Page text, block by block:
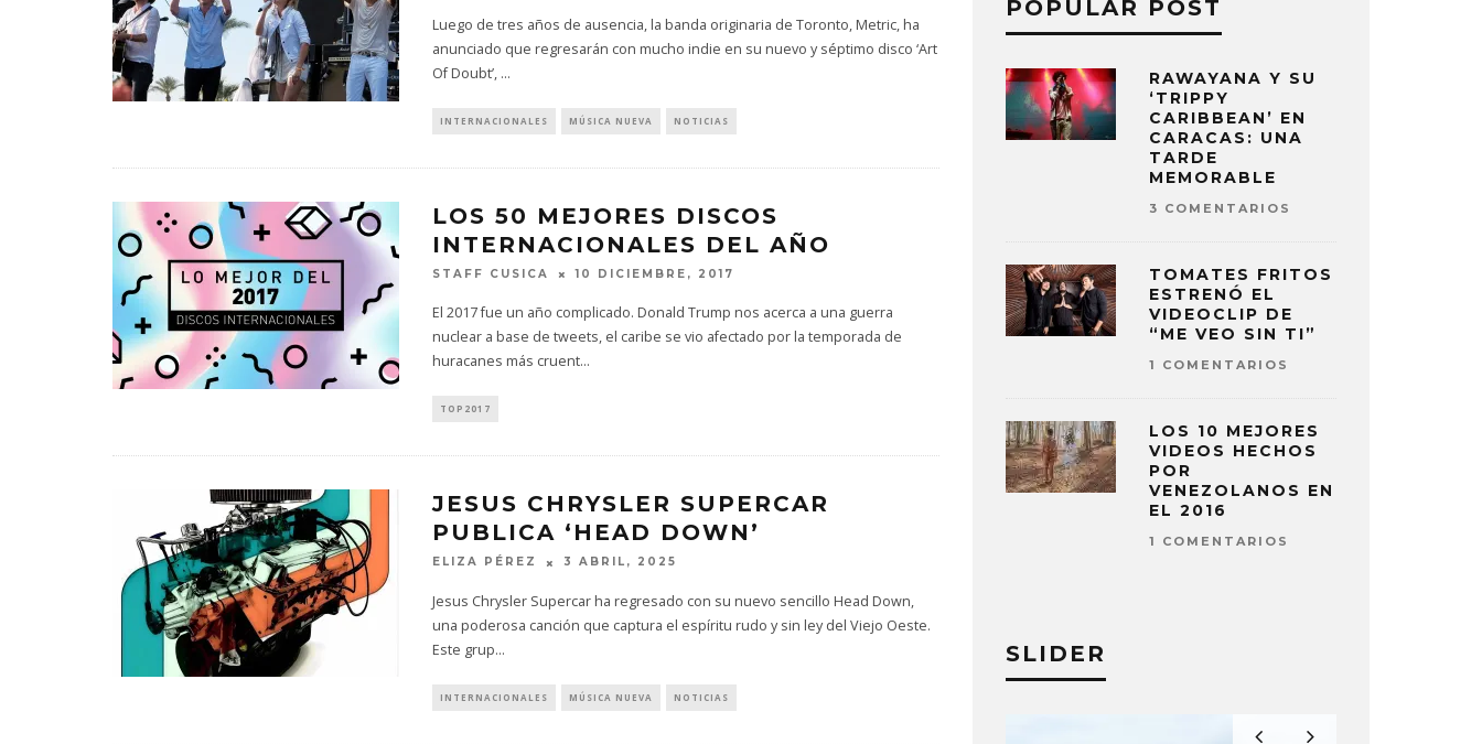
Luego de tres años de ausencia, la banda originaria de Toronto, Metric, ha
anunciado que regresarán con mucho indie en su nuevo y séptimo disco ‘Art
Of Doubt’, ...
INTERNACIONALES MÚSICA NUEVA NOTICIAS
LOS 50 MEJORES DISCOS
INTERNACIONALES DEL AÑO
STAFF CUSICA 10 DICIEMBRE, 2017
El 2017 fue un año complicado. Donald Trump nos acerca a una guerra
nuclear a base de tweets, el caribe se vio afectado por la temporada de
huracanes más cruent...
TOP2017
JESUS CHRYSLER SUPERCAR
PUBLICA ‘HEAD DOWN’
ELIZA PÉREZ 3 ABRIL, 2025
Jesus Chrysler Supercar ha regresado con su nuevo sencillo Head Down,
una poderosa canción que captura el espíritu rudo y sin ley del Viejo Oeste.
Este grup...
INTERNACIONALES MÚSICA NUEVA NOTICIAS
POPULAR POST
RAWAYANA Y SU
‘TRIPPY
CARIBBEAN’ EN
CARACAS: UNA
TARDE
MEMORABLE
3 COMENTARIOS
TOMATES FRITOS
ESTRENÓ EL
VIDEOCLIP DE
“ME VEO SIN TI”
1 COMENTARIOS
LOS 10 MEJORES
VIDEOS HECHOS
POR
VENEZOLANOS EN
EL 2016
1 COMENTARIOS
SLIDER